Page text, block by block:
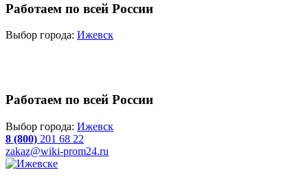
Работаем по всей России
Выбор города: Ижевск
Работаем по всей России
Выбор города: Ижевск
8 (800) 201 68 22
zakaz@wiki-prom24.ru